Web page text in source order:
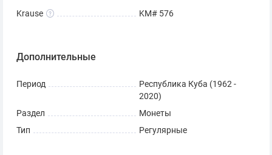
Krause KM# 576
Дополнительные
Период
Республика Куба (1962 -
2020)
Раздел
Монеты
Тип
Регулярные